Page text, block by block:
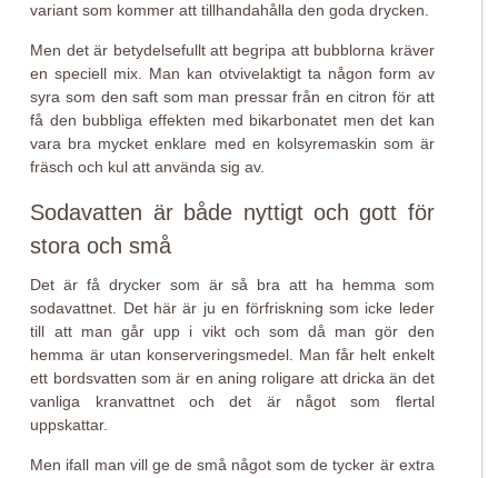
variant som kommer att tillhandahålla den goda drycken.
Men det är betydelsefullt att begripa att bubblorna kräver
en speciell mix. Man kan otvivelaktigt ta någon form av
syra som den saft som man pressar från en citron för att
få den bubbliga effekten med bikarbonatet men det kan
vara bra mycket enklare med en kolsyremaskin som är
fräsch och kul att använda sig av.
Sodavatten är både nyttigt och gott för
stora och små
Det är få drycker som är så bra att ha hemma som
sodavattnet. Det här är ju en förfriskning som icke leder
till att man går upp i vikt och som då man gör den
hemma är utan konserveringsmedel. Man får helt enkelt
ett bordsvatten som är en aning roligare att dricka än det
vanliga kranvattnet och det är något som flertal
uppskattar.
Men ifall man vill ge de små något som de tycker är extra